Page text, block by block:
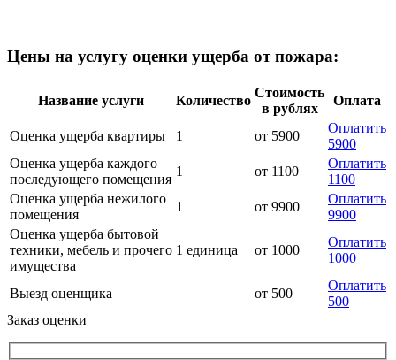
Цены на услугу оценки ущерба от пожара:
Название услуги Количество
Стоимость
в рублях
Оплата
Оценка ущерба квартиры 1 от 5900
Оплатить
5900
Оценка ущерба каждого
последующего помещения
1 от 1100
Оплатить
1100
Оценка ущерба нежилого
помещения
1 от 9900
Оплатить
9900
Оценка ущерба бытовой
техники, мебель и прочего
имущества
1 единица от 1000
Оплатить
1000
Выезд оценщика — от 500
Оплатить
500
Заказ оценки